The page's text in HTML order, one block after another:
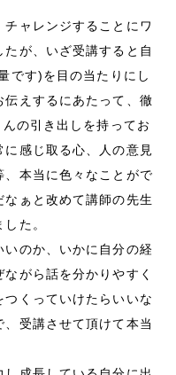
ャレンジすることにワ
が、いざ受講すると自
です)を目の当たりにし
えするにあたって、徹
の引き出しを持ってお
に感じ取る心、人の意見
、本当に色々なことがで
なぁと改めて講師の先生
た。
いのか、いかに自分の経
がら話を分かりやすく
くっていけたらいいな
、受講させて頂けて本当